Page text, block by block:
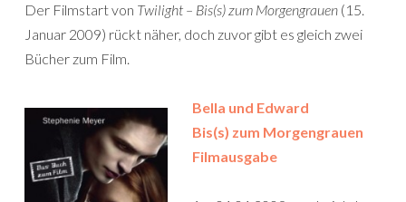
Der Filmstart von Twilight – Bis(s) zum Morgengrauen (15.
Januar 2009) rückt näher, doch zuvor gibt es gleich zwei
Bücher zum Film.
Bella und Edward
Bis(s) zum Morgengrauen
Filmausgabe